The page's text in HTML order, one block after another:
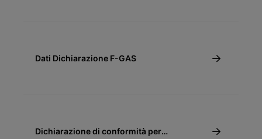
Dati Dichiarazione F-GAS
Dichiarazione di conformità per